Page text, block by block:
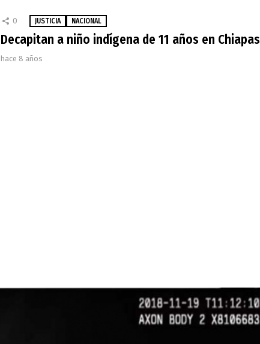
0 JUSTICIA NACIONAL
Decapitan a niño indígena de 11 años en Chiapas
hace 8 años